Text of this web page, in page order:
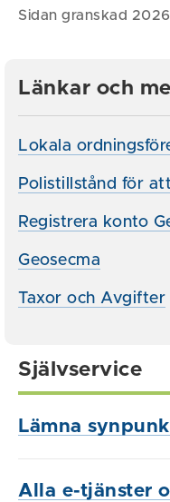
Sidan granskad
Länkar och
Lokala
Polistillstånd för
Registrera konto
Geosecma
Taxor och Avgifter
Självservice
Lämna
Alla e-tjänster